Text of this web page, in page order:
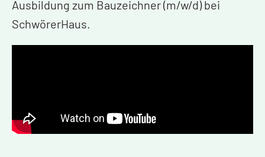
Ausbildung zum Bauzeichner (m/w/d) bei
SchwörerHaus.